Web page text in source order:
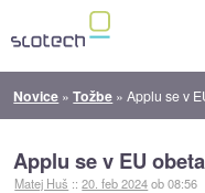
Novice »Tožbe »Applu se v
Applu se v EU
Matej Huš ::20. feb 2024ob 08:56